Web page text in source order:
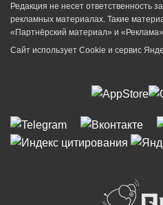
Редакция не несет ответственность
рекламных материалах. Такие
«Партнёрский материал» и «Реклама».
Сайт использует Cookie и сервиc